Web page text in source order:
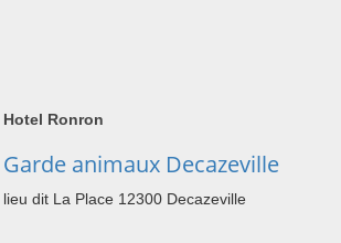
Hotel Ronron
Garde animaux Decazeville
lieu dit La Place 12300 Decazeville